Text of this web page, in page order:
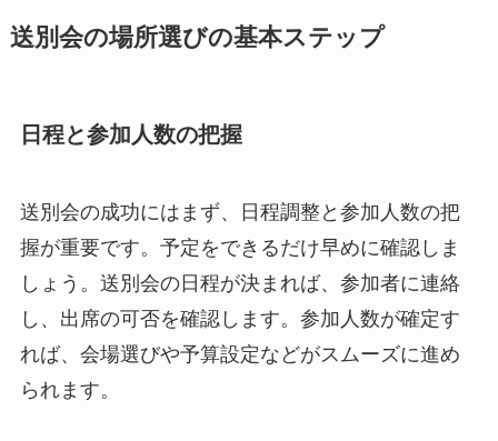
送別会の場所選びの基本ステップ
日程と参加人数の把握
送別会の成功にはまず、日程調整と参加人数の把
握が重要です。予定をできるだけ早めに確認しま
しょう。送別会の日程が決まれば、参加者に連絡
し、出席の可否を確認します。参加人数が確定す
れば、会場選びや予算設定などがスムーズに進め
られます。